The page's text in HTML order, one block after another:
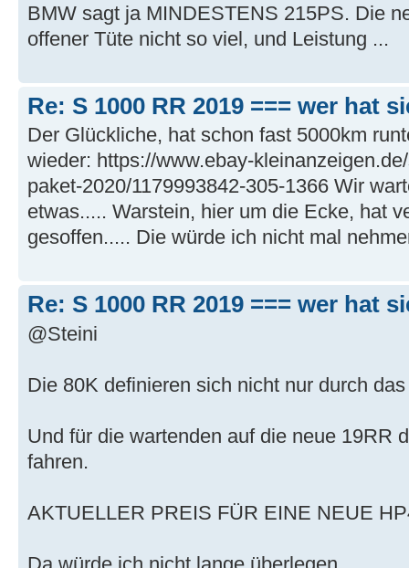
BMW sagt ja MINDESTENS 215PS. Die
offener Tüte nicht so viel, und Leistung ...
Re: S 1000 RR 2019 === wer hat
Der Glückliche, hat schon fast 5000km
wieder: https://www.ebay-
paket-2020/1179993842-305-1366 Wir
etwas..... Warstein, hier um die Ecke, hat
gesoffen..... Die würde ich nicht mal
Re: S 1000 RR 2019 === wer hat
@Steini
Die 80K definieren sich nicht nur durch
Und für die wartenden auf die neue 19RR
fahren.
AKTUELLER PREIS FÜR EINE NEUE
Da würde ich nicht lange überlegen.....